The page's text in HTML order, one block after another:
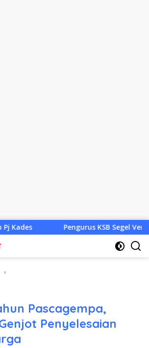
Pengurus KSB Segel Venue Panjat Tebing
Pascagempa,
Penyelesaian